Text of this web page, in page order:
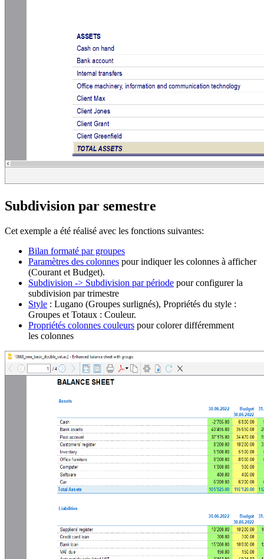
Subdivision par semestre
Cet exemple a été réalisé avec les fonctions suivantes:
Bilan formaté par groupes
Paramètres des colonnes pour indiquer les colonnes à afficher
(Courant et Budget).
Subdivision -> Subdivision par période pour configurer la
subdivision par trimestre
Style : Lugano (Groupes surlignés), Propriétés du style :
Groupes et Totaux : Couleur.
Propriétés colonnes couleurs pour colorer différemment
les colonnes